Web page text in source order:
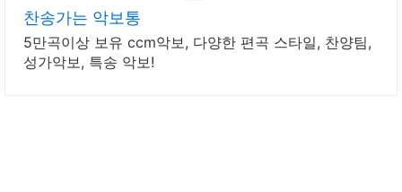
찬송가는 악보통
5만곡이상 보유 ccm악보, 다양한 편곡 스타일, 찬양팀,
성가악보, 특송 악보!